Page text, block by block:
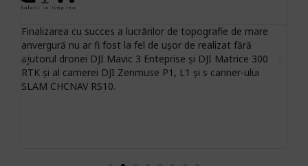
Finalizarea cu succes a lucrărilor de topografie de mare
anvergură nu ar fi fost la fel de ușor de realizat fără
ajutorul dronei DJI Mavic 3 Enteprise și DJI Matrice 300
RTK și al camerei DJI Zenmuse P1, L1 și s canner-ului
SLAM CHCNAV RS10.